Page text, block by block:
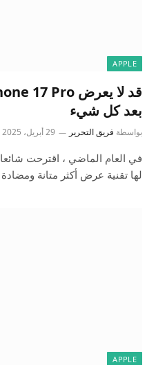
APPLE
بعد كل شيء
بواسطة فريق التحرير 29 أبريل، 2025
لها تقنية عرض أكثر متانة
APPLE